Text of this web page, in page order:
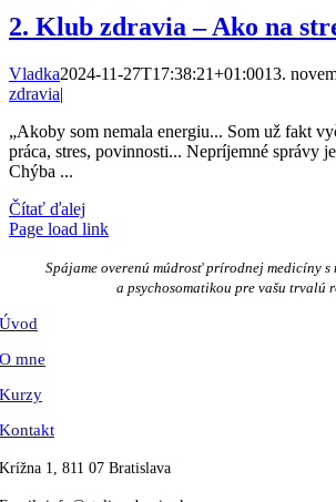
2. Klub zdravia – Ako na
Vladka2024-11-27T17:38:21+01:0013.
zdravia|
„Akoby som nemala energiu... Som už fakt
práca, stres, povinnosti... Nepríjemné správy
Chýba ...
Čítať ďalej
Spájame overenú múdrosť prírodnej medicíny s
a psychosomatikou pre vašu trvalú
Úvod
O mne
Kurzy
Kontakt
Krížna 1, 811 07 Bratislava
Page load link